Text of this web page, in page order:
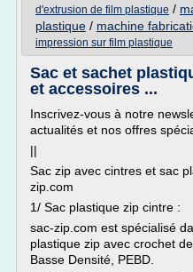
d'extrusion de film plastique /
plastique / machine
impression sur film plastique
Sac et sachet
et accessoires ...
Inscrivez-vous à notre
actualités et nos offres
||
Sac zip avec cintres et sac
zip.com
1/ Sac plastique zip cintre :
sac-zip.com est spécialisé
plastique zip avec crochet
Basse Densité, PEBD.